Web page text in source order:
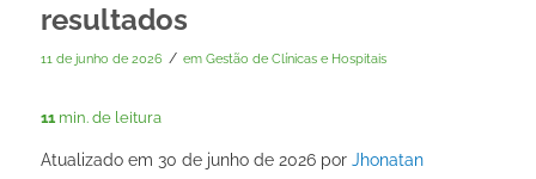
resultados
11 de junho de 2026 / em Gestão de Clínicas e Hospitais
11 min. de leitura
Atualizado em 30 de junho de 2026 por Jhonatan